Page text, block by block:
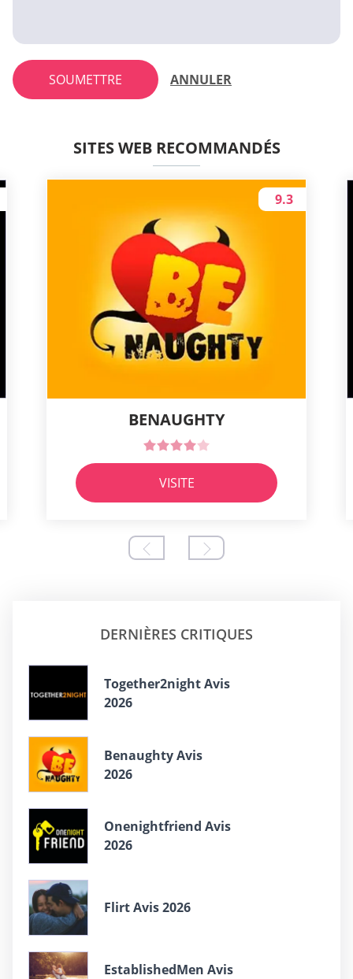
SOUMETTRE ANNULER
SITES WEB RECOMMANDÉS
BENAUGHTY
9.3
VISITE
DERNIÈRES CRITIQUES
Together2night Avis
2026
Benaughty Avis
2026
Onenightfriend Avis
2026
Flirt Avis 2026
EstablishedMen Avis